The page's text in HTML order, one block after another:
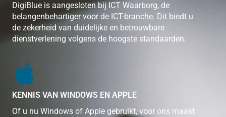
DigiBlue is aangesloten bij ICT Waarborg, de
belangenbehartiger voor de ICT-branche. Dit biedt u
de zekerheid van duidelijke en betrouwbare
dienstverlening volgens de hoogste standaarden.
KENNIS VAN WINDOWS EN APPLE
Of u nu Windows of Apple gebruikt, voor ons maakt